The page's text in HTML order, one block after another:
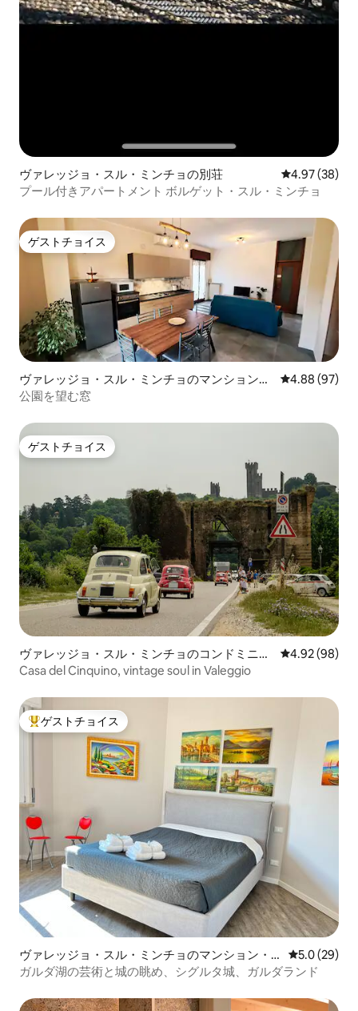
ヴァレッジョ・スル・ミンチョの別荘 レビュー38
4.97 (38)
プール付きアパートメント ボルゲット・スル・ミンチョ
ゲストチョイス
ゲストチョイス
ヴァレッジョ・スル・ミンチョのマンション・
アパート
レビュー97
4.88 (97)
公園を望む窓
ゲストチョイス
ゲストチョイス
ヴァレッジョ・スル・ミンチョのコンドミニア
ム
レビュー98
4.92 (98)
Casa del Cinquino, vintage soul in Valeggio
大好評のゲストチョイスです。
ゲストチョイス
ヴァレッジョ・スル・ミンチョのマンション・
アパート
レビュー29
5.0 (29)
ガルダ湖の芸術と城の眺め、シグルタ城、ガルダランド